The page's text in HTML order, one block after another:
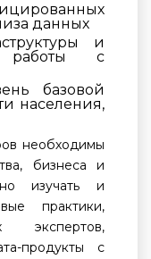
данных
и
работы с
базовой
населения,
необходимы
бизнеса и
изучать и
практики,
экспертов,
продукты с